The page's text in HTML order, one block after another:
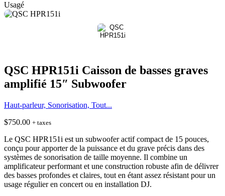
Usagé
QSC HPR151i Caisson de basses graves
amplifié 15″ Subwoofer
Haut-parleur, Sonorisation, Tout...
$750.00 + taxes
Le QSC HPR151i est un subwoofer actif compact de 15 pouces,
conçu pour apporter de la puissance et du grave précis dans des
systèmes de sonorisation de taille moyenne. Il combine un
amplificateur performant et une construction robuste afin de délivrer
des basses profondes et claires, tout en étant assez résistant pour un
usage régulier en concert ou en installation DJ.